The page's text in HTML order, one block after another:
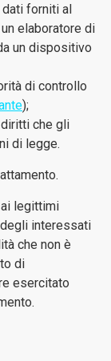
dati forniti al
elaboratore di
un dispositivo
di controllo
);
che gli
di legge.
legittimi
interessati
che non è
di
esercitato